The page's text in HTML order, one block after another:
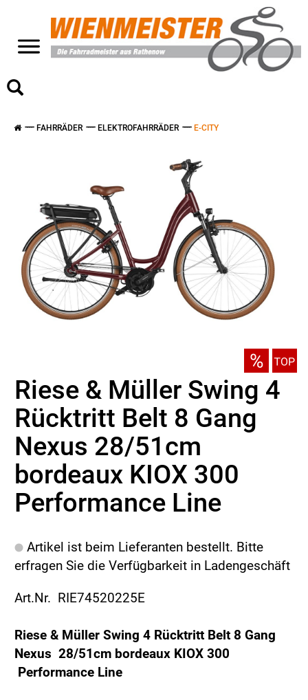
FAHRRÄDER ELEKTROFAHRRÄDER E-CITY
Riese & Müller Swing 4
Rücktritt Belt 8 Gang
Nexus 28/51cm
bordeaux KIOX 300
Performance Line
Artikel ist beim Lieferanten bestellt. Bitte
erfragen Sie die Verfügbarkeit in Ladengeschäft
Art.Nr. RIE74520225E
Riese & Müller Swing 4 Rücktritt Belt 8 Gang
Nexus 28/51cm bordeaux KIOX 300
Performance Line